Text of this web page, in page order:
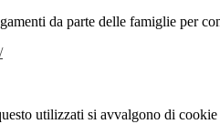
da parte delle famiglie per
utilizzati si avvalgono di